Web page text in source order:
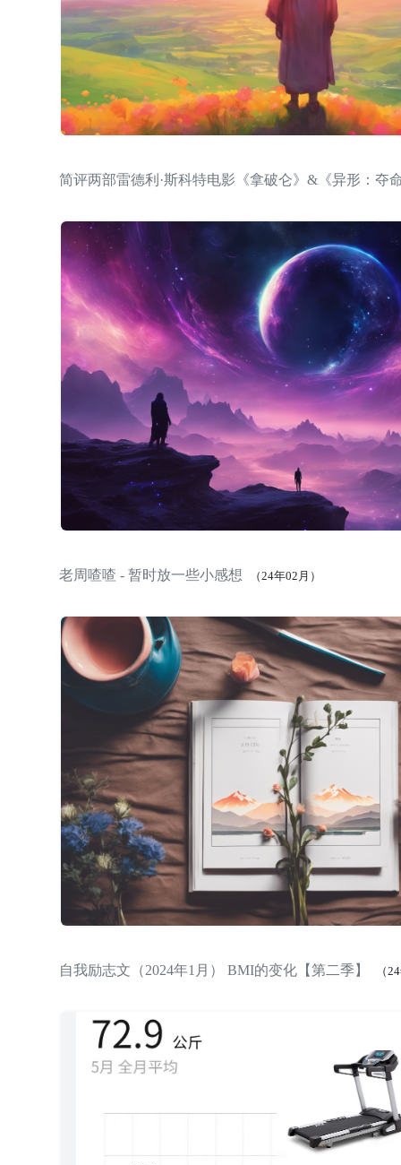
简评两部雷德利·斯科特电影《拿破仑》&《异形：夺
老周喳喳 - 暂时放一些小感想 （24年02月）
自我励志文（2024年1月） BMI的变化【第二季】 （